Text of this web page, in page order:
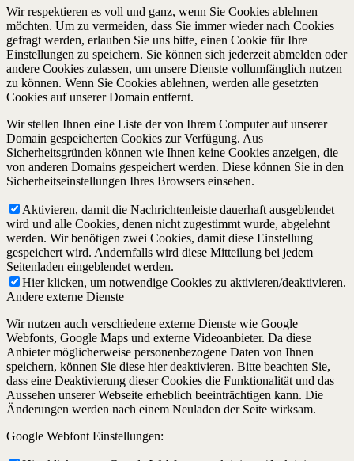
Wir respektieren es voll und ganz, wenn Sie Cookies ablehnen
möchten. Um zu vermeiden, dass Sie immer wieder nach Cookies
gefragt werden, erlauben Sie uns bitte, einen Cookie für Ihre
Einstellungen zu speichern. Sie können sich jederzeit abmelden oder
andere Cookies zulassen, um unsere Dienste vollumfänglich nutzen
zu können. Wenn Sie Cookies ablehnen, werden alle gesetzten
Cookies auf unserer Domain entfernt.
Wir stellen Ihnen eine Liste der von Ihrem Computer auf unserer
Domain gespeicherten Cookies zur Verfügung. Aus
Sicherheitsgründen können wie Ihnen keine Cookies anzeigen, die
von anderen Domains gespeichert werden. Diese können Sie in den
Sicherheitseinstellungen Ihres Browsers einsehen.
Aktivieren, damit die Nachrichtenleiste dauerhaft ausgeblendet
wird und alle Cookies, denen nicht zugestimmt wurde, abgelehnt
werden. Wir benötigen zwei Cookies, damit diese Einstellung
gespeichert wird. Andernfalls wird diese Mitteilung bei jedem
Seitenladen eingeblendet werden.
Hier klicken, um notwendige Cookies zu aktivieren/deaktivieren.
Andere externe Dienste
Wir nutzen auch verschiedene externe Dienste wie Google
Webfonts, Google Maps und externe Videoanbieter. Da diese
Anbieter möglicherweise personenbezogene Daten von Ihnen
speichern, können Sie diese hier deaktivieren. Bitte beachten Sie,
dass eine Deaktivierung dieser Cookies die Funktionalität und das
Aussehen unserer Webseite erheblich beeinträchtigen kann. Die
Änderungen werden nach einem Neuladen der Seite wirksam.
Google Webfont Einstellungen: